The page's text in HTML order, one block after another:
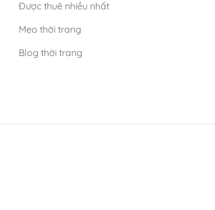
Được thuê nhiều nhất
Mẹo thời trang
Blog thời trang